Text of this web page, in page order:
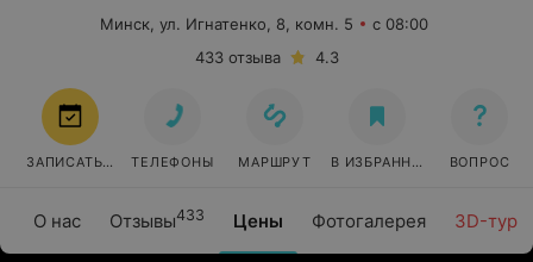
О нас Отзывы433 Цены Фотогалерея 3D-тур
Минск, ул. Игнатенко, 8, комн. 5
с 08:00
433 отзыва
4.3
ЗАПИСАТЬСЯ ТЕЛЕФОНЫ МАРШРУТ В ИЗБРАННОЕ ВОПРОС